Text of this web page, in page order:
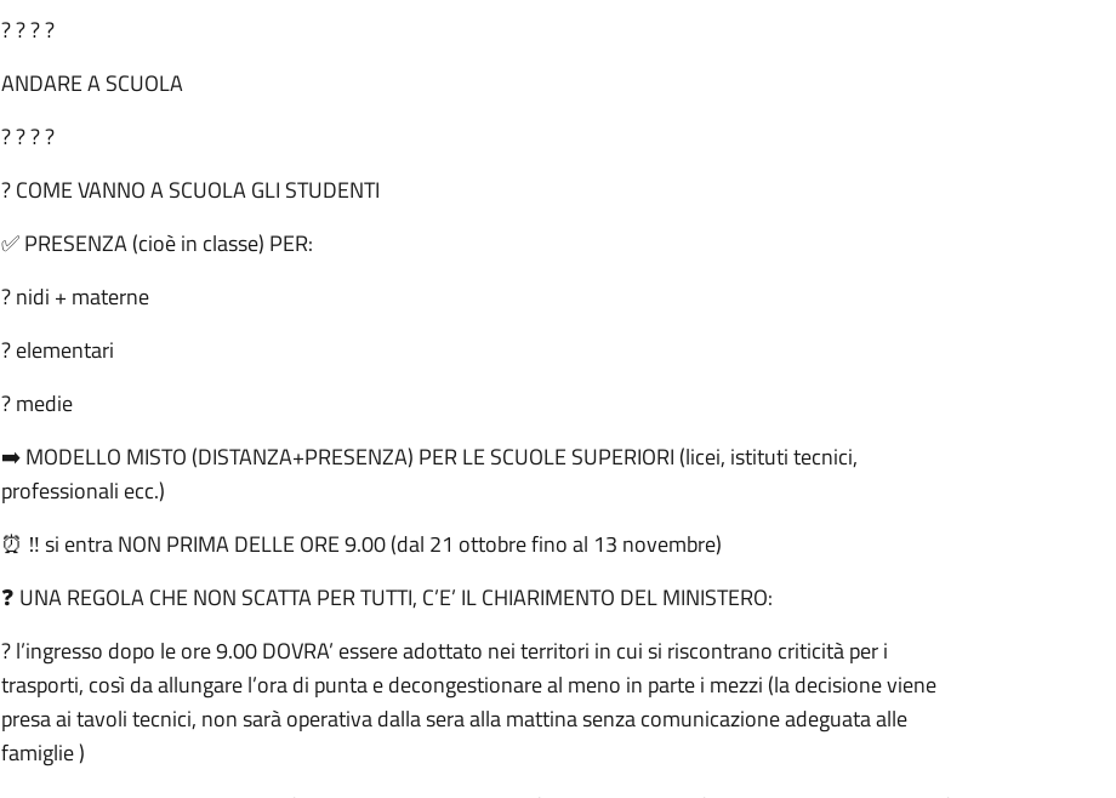
? ? ? ?
ANDARE A SCUOLA
? ? ? ?
? COME VANNO A SCUOLA GLI STUDENTI
✅ PRESENZA (cioè in classe) PER:
? nidi + materne
? elementari
? medie
➡️ MODELLO MISTO (DISTANZA+PRESENZA) PER LE SCUOLE SUPERIORI (licei, istituti tecnici,
professionali ecc.)
⏰ ‼️ si entra NON PRIMA DELLE ORE 9.00 (dal 21 ottobre fino al 13 novembre)
❓ UNA REGOLA CHE NON SCATTA PER TUTTI, C’E’ IL CHIARIMENTO DEL MINISTERO:
? l’ingresso dopo le ore 9.00 DOVRA’ essere adottato nei territori in cui si riscontrano criticità per i
trasporti, così da allungare l’ora di punta e decongestionare al meno in parte i mezzi (la decisione viene
presa ai tavoli tecnici, non sarà operativa dalla sera alla mattina senza comunicazione adeguata alle
famiglie )